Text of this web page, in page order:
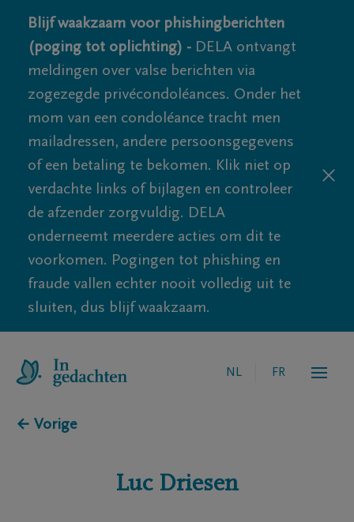
Blijf waakzaam voor phishingberichten
(poging tot oplichting) - DELA ontvangt
meldingen over valse berichten via
zogezegde privécondoléances. Onder het
mom van een condoléance tracht men
mailadressen, andere persoonsgegevens
of een betaling te bekomen. Klik niet op
verdachte links of bijlagen en controleer
de afzender zorgvuldig. DELA
onderneemt meerdere acties om dit te
voorkomen. Pogingen tot phishing en
fraude vallen echter nooit volledig uit te
sluiten, dus blijf waakzaam.
NL FR
← Vorige
Luc Driesen